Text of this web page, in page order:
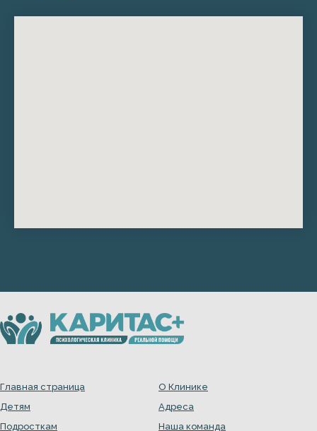
Главная страница
Детям
Подросткам
О Клинике
Адреса
Наша команда